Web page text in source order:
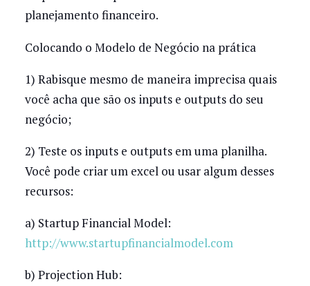
planejamento financeiro.
Colocando o Modelo de Negócio na prática
1) Rabisque mesmo de maneira imprecisa quais
você acha que são os inputs e outputs do seu
negócio;
2) Teste os inputs e outputs em uma planilha.
Você pode criar um excel ou usar algum desses
recursos:
a) Startup Financial Model:
http://www.startupfinancialmodel.com
b) Projection Hub: